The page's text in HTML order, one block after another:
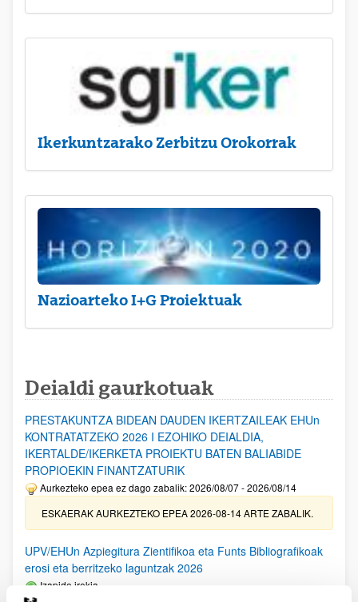
Ikerkuntzarako Zerbitzu Orokorrak
Nazioarteko I+G Proiektuak
Deialdi gaurkotuak
PRESTAKUNTZA BIDEAN DAUDEN IKERTZAILEAK EHUn
KONTRATATZEKO 2026 I EZOHIKO DEIALDIA,
IKERTALDE/IKERKETA PROIEKTU BATEN BALIABIDE
PROPIOEKIN FINANTZATURIK
Aurkezteko epea ez dago zabalik: 2026/08/07 - 2026/08/14
ESKAERAK AURKEZTEKO EPEA 2026-08-14 ARTE ZABALIK.
UPV/EHUn Azpiegitura Zientifikoa eta Funts Bibliografikoak
erosi eta berritzeko laguntzak 2026
Izapide irekia